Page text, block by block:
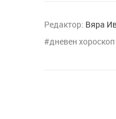
Редактор: Вяра
дневен хороскоп